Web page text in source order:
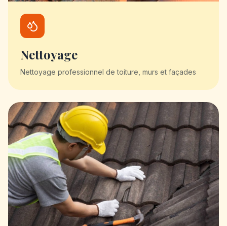
Nettoyage
Nettoyage professionnel de toiture, murs et façades